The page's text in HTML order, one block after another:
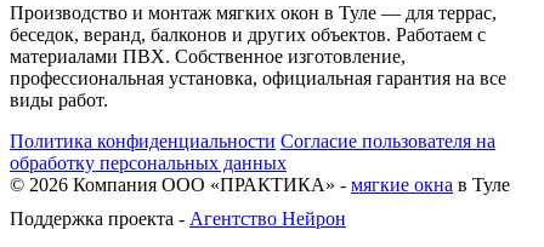
Производство и монтаж мягких окон в Туле — для террас,
беседок, веранд, балконов и других объектов. Работаем с
материалами ПВХ. Собственное изготовление,
профессиональная установка, официальная гарантия на все
виды работ.
Политика конфиденциальности Согласие пользователя на
обработку персональных данных
© 2026 Компания ООО «ПРАКТИКА» - мягкие окна в Туле
Поддержка проекта - Агентство Нейрон